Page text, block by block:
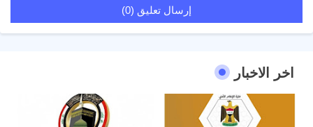
إرسال تعليق (0)
اخر الاخبار